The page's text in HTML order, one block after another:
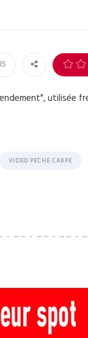
utilisée
VIDEO PECHE CARPE